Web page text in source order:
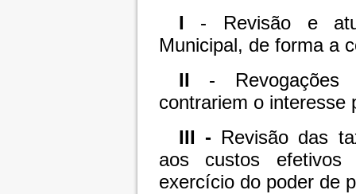
I - Revisão e
Municipal, de forma a
II - Revogações
contrariem o interesse
III - Revisão das
aos custos
exercício do poder de